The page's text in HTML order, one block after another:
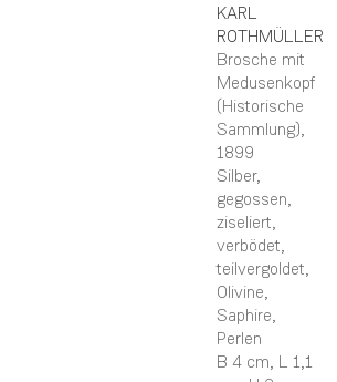
KARL
ROTHMÜLLER
Brosche mit
Medusenkopf
(Historische
Sammlung),
1899
Silber,
gegossen,
ziseliert,
verbödet,
teilvergoldet,
Olivine,
Saphire,
Perlen
B 4 cm, L 1,1